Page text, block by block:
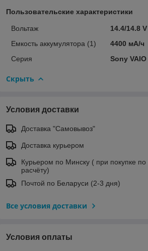
Пользовательские характеристики
Вольтаж
14.4/14.8 V
Емкость аккумулятора (1)
4400 мА/ч
Серия
Sony VAIO
Скрыть
Условия доставки
Доставка "Самовывоз"
Доставка курьером
Курьером по Минску ( при покупке
расчёту)
Почтой по Беларуси (2-3 дня)
Все условия доставки
Условия оплаты